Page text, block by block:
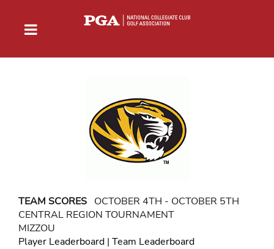
TEAM SCORES OCTOBER 4TH - OCTOBER 5TH
CENTRAL REGION TOURNAMENT
MIZZOU
Player Leaderboard | Team Leaderboard